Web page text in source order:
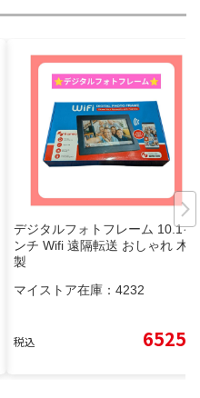
デジタルフォトフレーム 10.1イ
ンチ Wifi 遠隔転送 おしゃれ 木
製
マイストア在庫： 4232
税込 6525